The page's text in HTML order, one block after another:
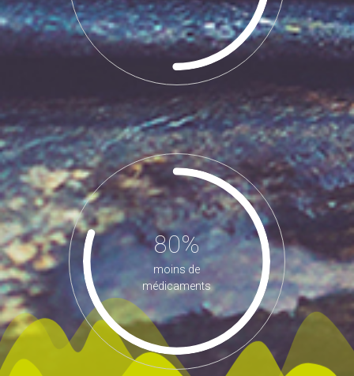
80%
moins de
médicaments